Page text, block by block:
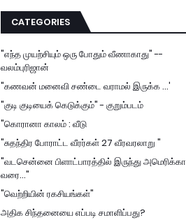
CATEGORIES
"எந்த முயற்சியும் ஒரு போதும் வீணாகாது" --
வலம்புரிஜான்
"கணவன் மனைவி சண்டை வராமல் இருக்க ...'
"குடி குடியைக் கெடுக்கும்" - குறும்படம்
"கொரானா காலம் : வீடு
"சுதந்திர போராட்ட வீரர்கள் 27 வீரவரலாறு "
"வடசென்னை பிளாட்பாரத்தில் இருந்து அமெரிக்கா
வரை..."
"வெற்றியின் ரகசியங்கள்"
அதிக சிந்தனையை எப்படி சமாளிப்பது?